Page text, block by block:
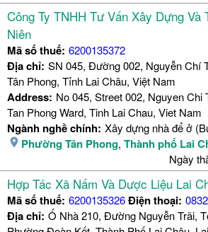
Công Ty TNHH Tư Vấn Xây Dựng Và
Niên
Mã số thuế: 6200135372
Địa chỉ: SN 045, Đường 002, Nguyễn Chí
Tân Phong, Tỉnh Lai Châu, Việt Nam
Address: No 045, Street 002, Nguyen Chi
Tan Phong Ward, Tinh Lai Chau, Viet Nam
Ngành nghề chính: Xây dựng nhà để ở
Phường Tân Phong, Thành phố Lai
Ngày
Hợp Tác Xã Nấm Và Dược Liệu Lai
Mã số thuế: 6200135326Điện thoại:
Địa chỉ: Ố Nhà 210, Đường Nguyễn Trãi,